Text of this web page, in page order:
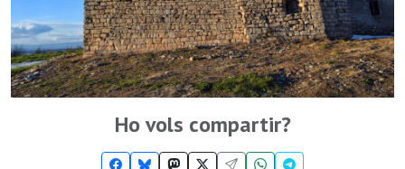
Ho vols compartir?